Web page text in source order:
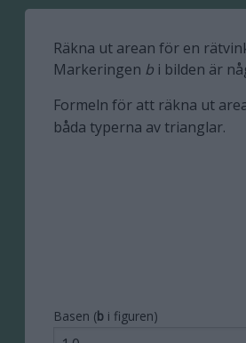
Räkna ut arean för en
Markeringen b i bilden är
Formeln för att räkna ut
båda typerna av trianglar.
Basen (b i figuren)